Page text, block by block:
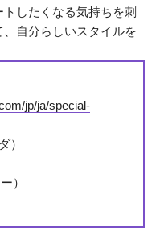
したくなる気持ちを刺
自分らしいスタイルを
jp/ja/special-
ダ）
ー）